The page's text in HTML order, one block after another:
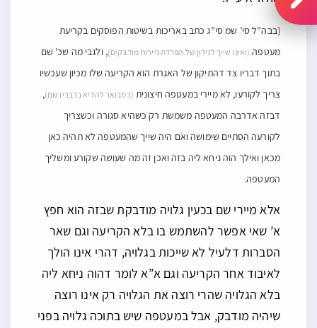
[בבה”ל סי’ שמ סי”ג כתב באריכות בשיטות הפוסקים בקריעת
מעטפה (ואינו שייך לנידון של הפרדת ניירות מודבקים), ולגבי מה שכ’ שם
בתוך דבריו צד דהתיקון של האגרת הוא הקריעה שלו מכיון שעכשיו
צריך לקורעו, לא מיירי במעטפה חיצונית (כמבואר להדיא בדבריו שם),
דבזה אדרבה המעטפה משמשת רק כשהיא סגורה וכשצריך
לקורעה הסתיים שימושה ואם היה שייך שהמעטפה לא תהיה כאן
מכאן ואילך הוה ניחא ליה בזה ואכן זה מה שעושה שקורע ומשליך
המעטפה.
אלא מיירי שם בכעין גלויה מודבקת שבזה הוא חפץ
א’ שאי אפשר להשתמש בו בלא הקריעה וגם שאר
הסברות דלעיל לא שייכות בגלויה, דהרי אינו הולך
לאיבוד אחר הקריעה וגם א”א לומר דהוה ניחא ליה
בלא הגלויה שהרי רוצה את הגלויה רק אינו רוצה
שיהיה מודבק, אבל במעטפה שיש בתוכה גלויה בפני